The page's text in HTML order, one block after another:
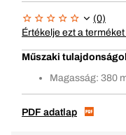
(0)
Értékelje ezt a
Műszaki
Magasság: 380
PDF adatlap